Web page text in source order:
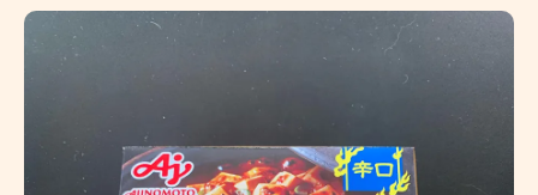
享用美味的菜肴，真是一个高满意度的产品。
对于那些想在家享受一点小奢侈的人来说，强烈建议试试
他品牌的了，它的美味一定会让你的餐桌更加丰富。